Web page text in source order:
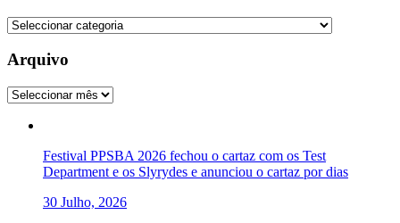
Categorias
Arquivo
Arquivo
Festival PPSBA 2026 fechou o cartaz com os Test
Department e os Slyrydes e anunciou o cartaz por dias
30 Julho, 2026